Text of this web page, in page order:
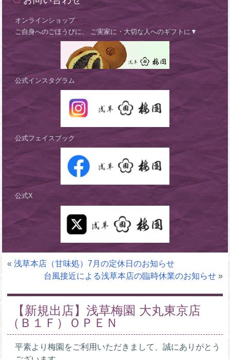
オンラインショップ
ご自身へのごほうびに、 ご実家に・大切な人へのギフトに▼
公式インスタグラム
公式フェイスブック
公式X
«浅草本店（甘味処）7月の定休日のお知らせ
台風接近による浅草本店の臨時休業のお知らせ»
【新規出店】浅草梅園 大丸東京店
（Ｂ１Ｆ）ＯＰＥＮ
平素より梅園をご利用いただきまして、誠にありがとう